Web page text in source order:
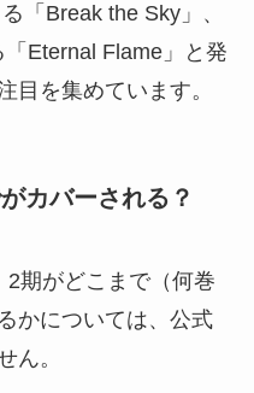
「Break the Sky」、
Eternal Flame」と発
目を集めています。
カバーされる？
2期がどこまで（何巻
かについては、公式
ん。